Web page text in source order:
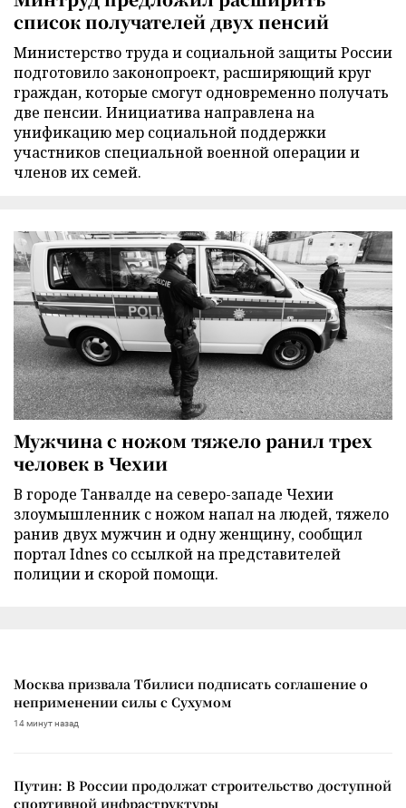
список получателей двух пенсий
Министерство труда и социальной защиты России
подготовило законопроект, расширяющий круг
граждан, которые смогут одновременно получать
две пенсии. Инициатива направлена на
унификацию мер социальной поддержки
участников специальной военной операции и
членов их семей.
Мужчина с ножом тяжело ранил трех
человек в Чехии
В городе Танвалде на северо-западе Чехии
злоумышленник с ножом напал на людей, тяжело
ранив двух мужчин и одну женщину, сообщил
портал Idnes со ссылкой на представителей
полиции и скорой помощи.
Москва призвала Тбилиси подписать соглашение о
неприменении силы с Сухумом
14 минут назад
Путин: В России продолжат строительство доступной
спортивной инфраструктуры